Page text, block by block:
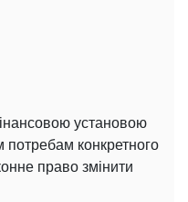
установою
потребам конкретного
право змінити